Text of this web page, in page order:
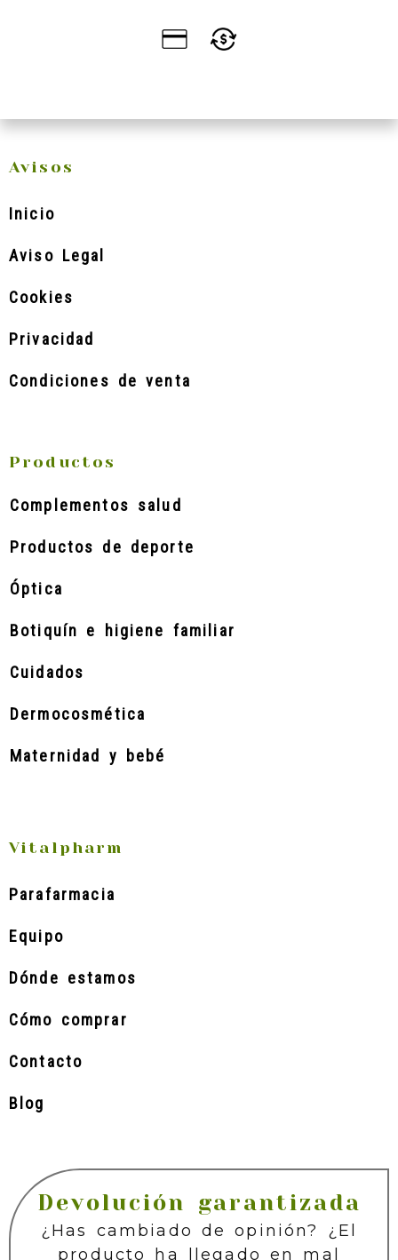
Avisos
Inicio
Aviso Legal
Cookies
Privacidad
Condiciones de venta
Productos
Complementos salud
Productos de deporte
Óptica
Botiquín e higiene familiar
Cuidados
Dermocosmética
Maternidad y bebé
Vitalpharm
Parafarmacia
Equipo
Dónde estamos
Cómo comprar
Contacto
Blog
Devolución garantizada
¿Has cambiado de opinión? ¿El
producto ha llegado en mal